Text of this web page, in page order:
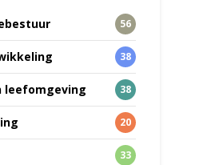
56
38
leefomgeving 38
20
33